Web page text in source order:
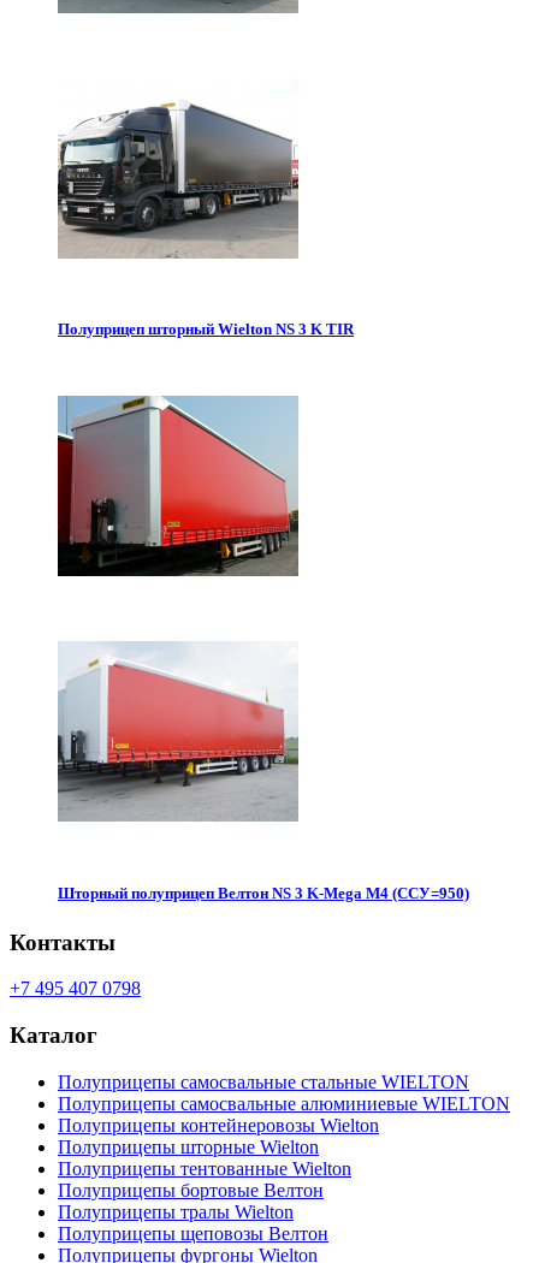
Полуприцеп шторный Wielton NS 3 K TIR
Шторный полуприцеп Велтон NS 3 K-Mega M4 (ССУ=950)
Контакты
+7 495 407 0798
Каталог
Полуприцепы самосвальные стальные WIELTON
Полуприцепы самосвальные алюминиевые WIELTON
Полуприцепы контейнеровозы Wielton
Полуприцепы шторные Wielton
Полуприцепы тентованные Wielton
Полуприцепы бортовые Велтон
Полуприцепы тралы Wielton
Полуприцепы щеповозы Велтон
Полуприцепы фургоны Wielton